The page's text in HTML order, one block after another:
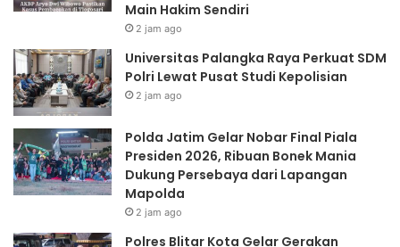
Mapolda Main Hakim Sendiri
2 jam ago
Universitas Palangka Raya Perkuat SDM
Polri Lewat Pusat Studi Kepolisian
2 jam ago
Polda Jatim Gelar Nobar Final Piala
Presiden 2026, Ribuan Bonek Mania
Dukung Persebaya dari Lapangan
Mapolda
2 jam ago
Polres Blitar Kota Gelar Gerakan